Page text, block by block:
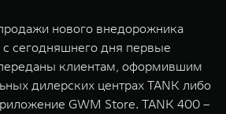
нового внедорожника
сегодняшнего дня первые
клиентам, оформившим
дилерских центрах TANK либо
GWM Store. TANK 400 –